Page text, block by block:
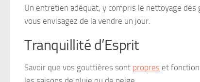
Un entretien adéquat, y compris le nettoyage
vous envisagez de la vendre un jour.
Tranquillité d’Esprit
Savoir que vos gouttières sont propres et